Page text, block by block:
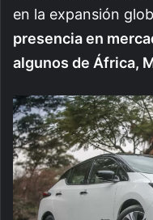
en la expansión
presencia en
algunos de África,